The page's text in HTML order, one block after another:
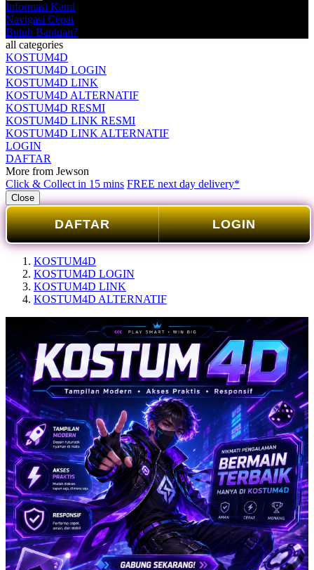
Informasi Kami
Navigasi Cepat
Butuh Bantuan?
all categories
KOSTUM4D
KOSTUM4D LOGIN
KOSTUM4D LINK
KOSTUM4D ALTERNATIF
KOSTUM4D RESMI
KOSTUM4D LINK RESMI
KOSTUM4D LINK ALTERNATIF
LOGIN
DAFTAR
More from Jewson
Click & Collect in 15 mins FREE next day delivery*
Close
DAFTAR LOGIN
KOSTUM4D
KOSTUM4D LOGIN
KOSTUM4D LINK
KOSTUM4D ALTERNATIF